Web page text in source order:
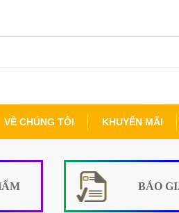
VỀ CHÚNG TÔI KHUYẾN MÃI
BÁO